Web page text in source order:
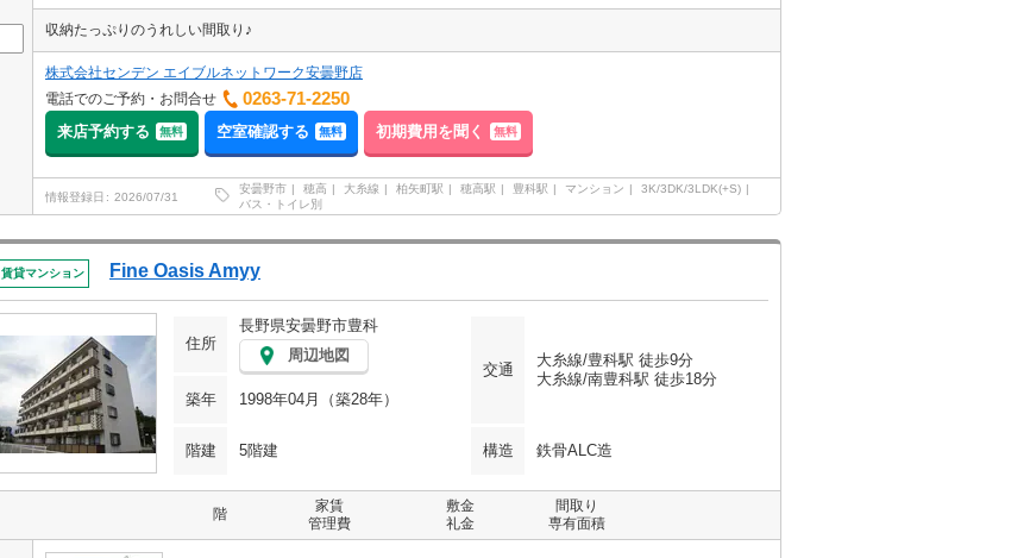
収納たっぷりのうれしい間取り♪
株式会社センデン エイブルネットワーク安曇野店
電話でのご予約・お問合せ
0263-71-2250
来店予約する 無料 空室確認する 無料 初期費用を聞く 無料
情報登録日 2026/07/31
安曇野市 穂高 大糸線 柏矢町駅 穂高駅 豊科駅 マンション
3K/3DK/3LDK(+S)
バス・トイレ別
賃貸マンション Fine Oasis Amyy
住所
長野県安曇野市豊科
周辺地図
交通
大糸線/豊科駅 徒歩9分
大糸線/南豊科駅 徒歩18分
築年
1998年04月（築28年）
階建 5階建 構造 鉄骨ALC造
階
家賃
管理費
敷金
礼金
間取り
専有面積